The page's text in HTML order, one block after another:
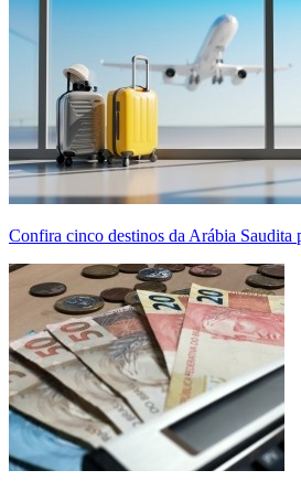
Confira cinco destinos da Arábia Saudita